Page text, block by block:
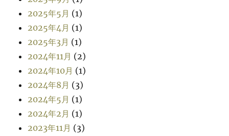
2025年5月 (1)
2025年4月 (1)
2025年3月 (1)
2024年11月 (2)
2024年10月 (1)
2024年8月 (3)
2024年5月 (1)
2024年2月 (1)
2023年11月 (3)